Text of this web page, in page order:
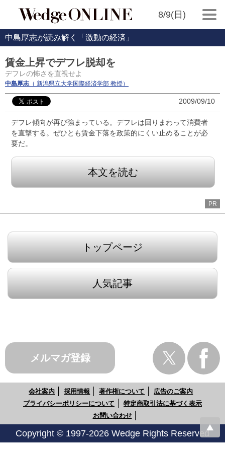
8/9(日)
中島厚志が読み解く「激動の経済」
賃金上昇でデフレ脱却を
デフレの怖さを直視せよ
中島厚志（ 新潟県立大学国際経済学部 教授）
2009/09/10
デフレ傾向が再び強まっている。デフレは回りまわって消費者
を直撃する。ぜひとも賃金下落を政策的にくい止めることが必
要だ。
本文を読む
PR
トップページ
人気記事
メルマガ登録
会社案内 採用情報 著作権について
広告のご案内
プライバシーポリシーについて
特定商取引法に基づく表示
お問い合わせ
Copyright © 1997-2026 Wedge Rights Reserved